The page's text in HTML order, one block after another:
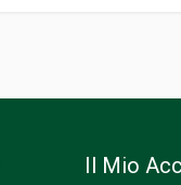
Il Mio